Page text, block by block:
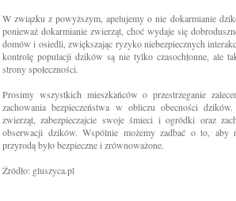
W związku z powyższym, apelujemy o nie dokarmianie
ponieważ dokarmianie zwierząt, choć wydaje się
domów i osiedli, zwiększając ryzyko niebezpiecznych
kontrolę populacji dzików są nie tylko czasochłonne, ale
strony społeczności.
Prosimy wszystkich mieszkańców o przestrzeganie
zachowania bezpieczeństwa w obliczu obecności
zwierząt, zabezpieczajcie swoje śmieci i ogródki oraz
obserwacji dzików. Wspólnie możemy zadbać o to, aby
przyrodą było bezpieczne i zrównoważone.
Źródło: gluszyca.pl